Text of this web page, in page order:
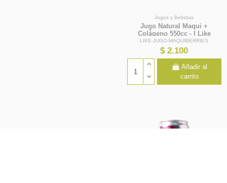
Jugos y Bebidas
Jugo Natural Maqui +
Colágeno 550cc - I Like
LIKE-JUGO-MAQUIBERRIES
$ 2.100
Añadir al
carrito